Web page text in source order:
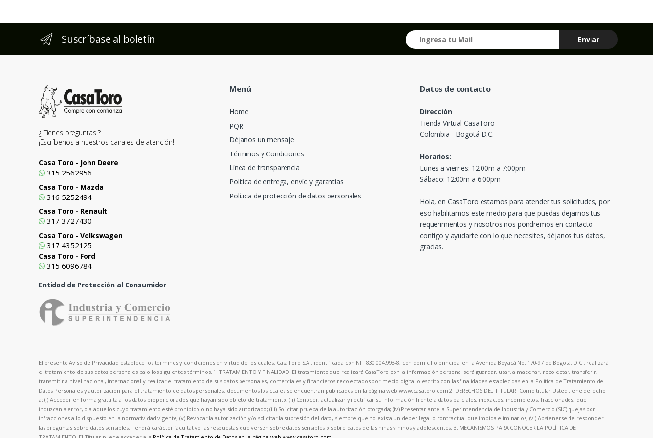
Suscríbase al boletín
¿ Tienes preguntas ?
¡Escríbenos a nuestros canales de atención!
Casa Toro - John Deere
315 2562956
Casa Toro - Mazda
316 5252494
Casa Toro - Renault
317 3727430
Casa Toro - Volkswagen
317 4352125
Casa Toro - Ford
315 6096784
Entidad de Protección al Consumidor
Menú
Home
PQR
Déjanos un mensaje
Términos y Condiciones
Línea de transparencia
Política de entrega, envío y garantías
Política de protección de datos personales
Datos de contacto
Dirección
Tienda Virtual CasaToro
Colombia - Bogotá D.C.
Horarios:
Lunes a viernes: 12:00m a 7:00pm
Sábado: 12:00m a 6:00pm
Hola, en CasaToro estamos para atender tus solicitudes, por
eso habilitamos este medio para que puedas dejarnos tus
requerimientos y nosotros nos pondremos en contacto
contigo y ayudarte con lo que necesites, déjanos tus datos,
gracias.
El presente Aviso de Privacidad establece los términos y condiciones en virtud de los cuales, CasaToro S.A., identificada con NIT 830.004.993-8, con domicilio principal en la Avenida Boyacá No. 170-97 de Bogotá, D.C., realizará
el tratamiento de sus datos personales bajo los siguientes términos. 1. TRATAMIENTO Y FINALIDAD: El tratamiento que realizará CasaToro con la información personal será guardar, usar, almacenar, recolectar, transferir,
transmitir a nivel nacional, internacional y realizar el tratamiento de sus datos personales, comerciales y financieros recolectados por medio digital o escrito con las finalidades establecidas en la Política de Tratamiento de
Datos Personales y autorización para el tratamiento de datos personales, documentos los cuales se encuentran publicados en la página web www.casatoro.com 2. DERECHOS DEL TITULAR: Como titular Usted tiene derecho
a: (i) Acceder en forma gratuita a los datos proporcionados que hayan sido objeto de tratamiento; (ii) Conocer, actualizar y rectificar su información frente a datos parciales, inexactos, incompletos, fraccionados, que
induzcan a error, o a aquellos cuyo tratamiento esté prohibido o no haya sido autorizado; (iii) Solicitar prueba de la autorización otorgada; (iv) Presentar ante la Superintendencia de Industria y Comercio (SIC) quejas por
infracciones a lo dispuesto en la normatividad vigente; (v) Revocar la autorización y/o solicitar la supresión del dato, siempre que no exista un deber legal o contractual que impida eliminarlos; (vi) Abstenerse de responder
las preguntas sobre datos sensibles. Tendrá carácter facultativo las respuestas que versen sobre datos sensibles o sobre datos de las niñas y niños y adolescentes. 3. MECANISMOS PARA CONOCER LA POLÍTICA DE